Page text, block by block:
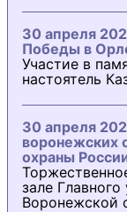
30 апреля
Победы в
Участие в
настоятель
30 апреля
воронежских
охраны
зале
Воронежской